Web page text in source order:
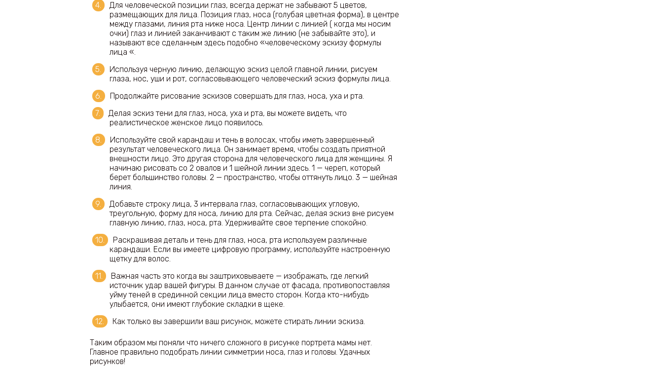
Для человеческой позиции глаз, всегда держат не забывают 5 цветов,
размещающих для лица. Позиция глаз, носа (голубая цветная форма), в центре
между глазами, линия рта ниже носа. Центр линии с линией ( когда мы носим
очки) глаз и линией заканчивают с таким же линию (не забывайте это), и
называют все сделанным здесь подобно «человеческому эскизу формулы
лица «.
Используя черную линию, делающую эскиз целой главной линии, рисуем
глаза, нос, уши и рот, согласовывающего человеческий эскиз формулы лица.
Продолжайте рисование эскизов совершать для глаз, носа, уха и рта.
Делая эскиз тени для глаз, носа, уха и рта, вы можете видеть, что
реалистическое женское лицо появилось.
Используйте свой карандаш и тень в волосах, чтобы иметь завершенный
результат человеческого лица. Он занимает время, чтобы создать приятной
внешности лицо. Это другая сторона для человеческого лица для женщины. Я
начинаю рисовать со 2 овалов и 1 шейной линии здесь. 1 — череп, который
берет большинство головы. 2 — пространство, чтобы оттянуть лицо. 3 — шейная
линия.
Добавьте строку лица, 3 интервала глаз, согласовывающих угловую,
треугольную, форму для носа, линию для рта. Сейчас, делая эскиз вне рисуем
главную линию, глаз, носа, рта. Удерживайте свое терпение спокойно.
Раскрашивая деталь и тень для глаз, носа, рта используем различные
карандаши. Если вы имеете цифровую программу, используйте настроенную
щетку для волос.
Важная часть это когда вы заштриховываете — изображать, где легкий
источник удар вашей фигуры. В данном случае от фасада, противопоставляя
уйму теней в срединной секции лица вместо сторон. Когда кто-нибудь
улыбается, они имеют глубокие складки в щеке.
Как только вы завершили ваш рисунок, можете стирать линии эскиза.
Таким образом мы поняли что ничего сложного в рисунке портрета мамы нет.
Главное правильно подобрать линии симметрии носа, глаз и головы. Удачных
рисунков!